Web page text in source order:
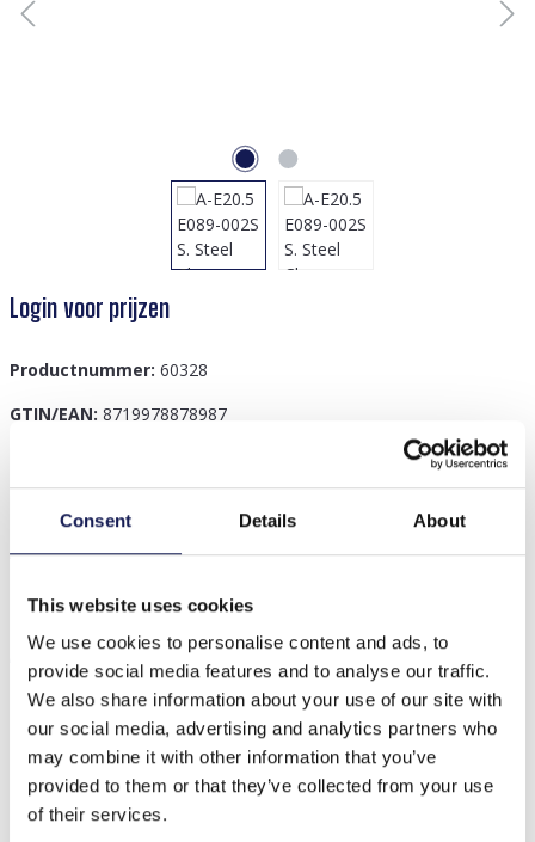
Consent Details About
This website uses cookies
We use cookies to personalise content and ads, to
provide social media features and to analyse our traffic.
We also share information about your use of our site with
our social media, advertising and analytics partners who
may combine it with other information that you’ve
provided to them or that they’ve collected from your use
of their services.
Login voor prijzen
Productnummer: 60328
GTIN/EAN: 8719978878987
Beschrijving
A-E20.5 E089-002S S. Steel Clover 11mm Green
Anderen kochten ook